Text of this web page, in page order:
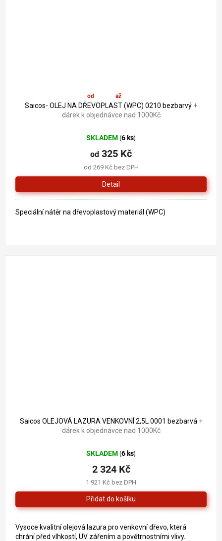
od až
Saicos- OLEJ NA DŘEVOPLAST (WPC) 0210 bezbarvý +
dárek k objednávce nad 1000Kč
SKLADEM (6 ks)
od 269 Kč bez DPH
od 325 Kč
Detail
Speciální nátěr na dřevoplastový materiál (WPC)
Saicos OLEJOVÁ LAZURA VENKOVNÍ 2,5L 0001 bezbarvá +
dárek k objednávce nad 1000Kč
SKLADEM (6 ks)
1 921 Kč bez DPH
2 324 Kč
Vysoce kvalitní olejová lazura pro venkovní dřevo, která
chrání před vlhkostí, UV zářením a povětrnostními vlivy.